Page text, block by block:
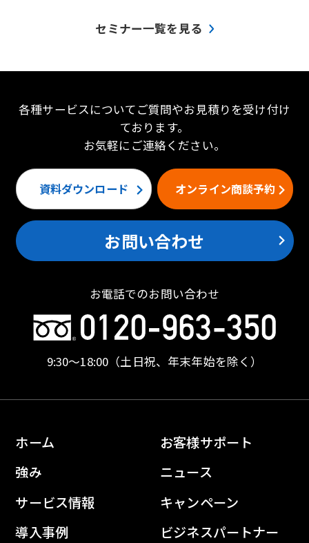
セミナー一覧を見る
各種サービスについてご質問やお見積りを受け付け
ております。
お気軽にご連絡ください。
資料ダウンロード オンライン商談予約
お問い合わせ
お電話でのお問い合わせ
9:30〜18:00 （土日祝、年末年始を除く）
ホーム
強み
サービス情報
導入事例
お客様サポート
ニュース
キャンペーン
ビジネスパートナー